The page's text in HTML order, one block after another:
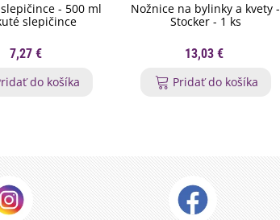
- 500 ml
slepičince
7,27 €
do košíka
Nožnice na bylinky a kvety -
Stocker - 1 ks
13,03 €
Pridať do košíka